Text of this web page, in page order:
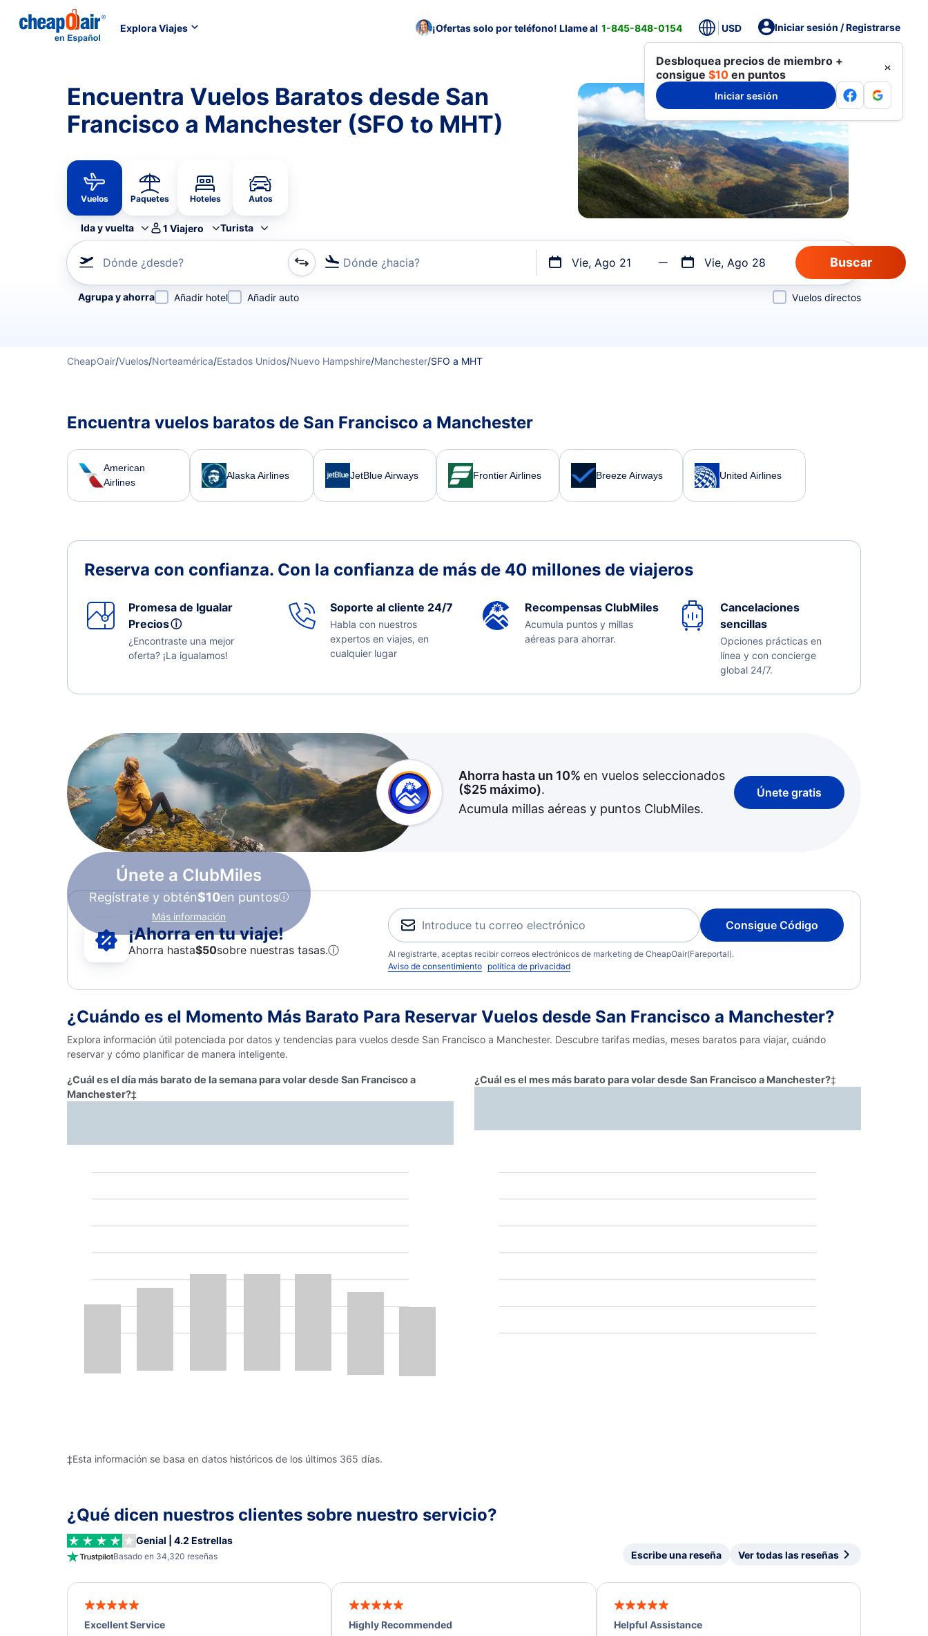
Explora Viajes ¡Ofertas solo por teléfono! Llame al 1-845-848-0154 USD Iniciar sesión / Registrarse
Desbloquea precios de miembro +
consigue $10 en puntos
Iniciar sesión
Encuentra Vuelos Baratos desde San
Francisco a Manchester (SFO to MHT)
Vuelos Paquetes Hoteles Autos
Ida y vuelta 1 Viajero Turista
Dónde ¿desde? Dónde ¿hacia? Vie, Ago 21 Vie, Ago 28
Refina tu búsqueda por aerolínea, por ciudad o aeropuerto o por vuelos directos
Agrupa y ahorra Añadir hotel Añadir auto Vuelos directos
CheapOair/Vuelos/Norteamérica/Estados Unidos/Nuevo Hampshire/Manchester/SFO a MHT
Encuentra vuelos baratos de San Francisco a Manchester
American
Airlines
Alaska Airlines JetBlue Airways Frontier Airlines Breeze Airways United Airlines
Reserva con confianza. Con la confianza de más de 40 millones de viajeros
Promesa de Igualar
Preciosⓘ
¿Encontraste una mejor
oferta? ¡La igualamos!
Soporte al cliente 24/7
Habla con nuestros
expertos en viajes, en
cualquier lugar
Recompensas ClubMiles
Acumula puntos y millas
aéreas para ahorrar.
Cancelaciones
sencillas
Opciones prácticas en
línea y con concierge
global 24/7.
Únete a ClubMiles
Regístrate y obtén$10en puntos
Más información
Ahorra hasta un 10% en vuelos seleccionados
($25máximo).
Acumula millas aéreas y puntos ClubMiles.
Únete gratis
¡Ahorra en tu viaje!
Ahorra hasta$50sobre nuestras tasas.ⓘ
Consigue Código
Al registrarte, aceptas recibir correos electrónicos de marketing de CheapOair(Fareportal).
Aviso de consentimiento política de privacidad
¿Cuándo es el Momento Más Barato Para Reservar Vuelos desde San Francisco a Manchester?
Explora información útil potenciada por datos y tendencias para vuelos desde San Francisco a Manchester. Descubre tarifas medias, meses baratos para viajar, cuándo
reservar y cómo planificar de manera inteligente.
¿Cuál es el día más barato de la semana para volar desde San Francisco a
Manchester?‡
¿Cuál es el mes más barato para volar desde San Francisco a Manchester?‡
‡Esta información se basa en datos históricos de los últimos 365 días.
¿Qué dicen nuestros clientes sobre nuestro servicio?
Genial | 4.2 Estrellas
Basado en 34,320 reseñas Escribe una reseña Ver todas las reseñas
Excellent Service
Highly Recommended
Helpful Assistance